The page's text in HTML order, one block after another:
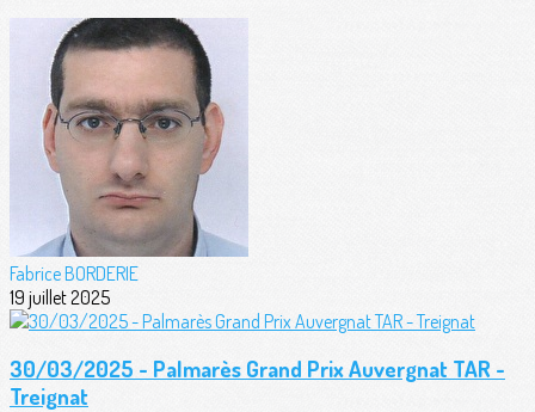
Fabrice BORDERIE
19 juillet 2025
30/03/2025 - Palmarès Grand Prix Auvergnat TAR -
Treignat